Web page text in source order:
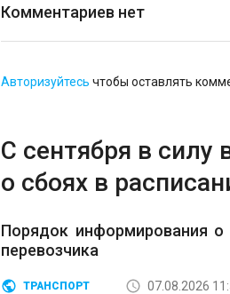
Комментариев нет
Авторизуйтесь чтобы оставлять
С сентября в силу
о сбоях в
Порядок информирования о
перевозчика
ТРАНСПОРТ 07.08.2026